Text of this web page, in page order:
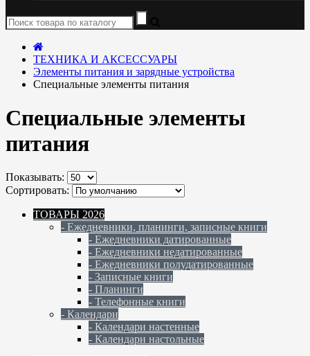
ТЕХНИКА И АКСЕССУАРЫ
Элементы питания и зарядные устройства
Специальные элементы питания
Специальные элементы
питания
Показывать:
Сортировать:
ТОВАРЫ 2026
- Ежедневники, планинги, записные книги
- Ежедневники датированные
- Ежедневники недатированные
- Ежедневники полудатированные
- Записные книги
- Планинги
- Телефонные книги
- Календари
- Календари настенные
- Календари настольные